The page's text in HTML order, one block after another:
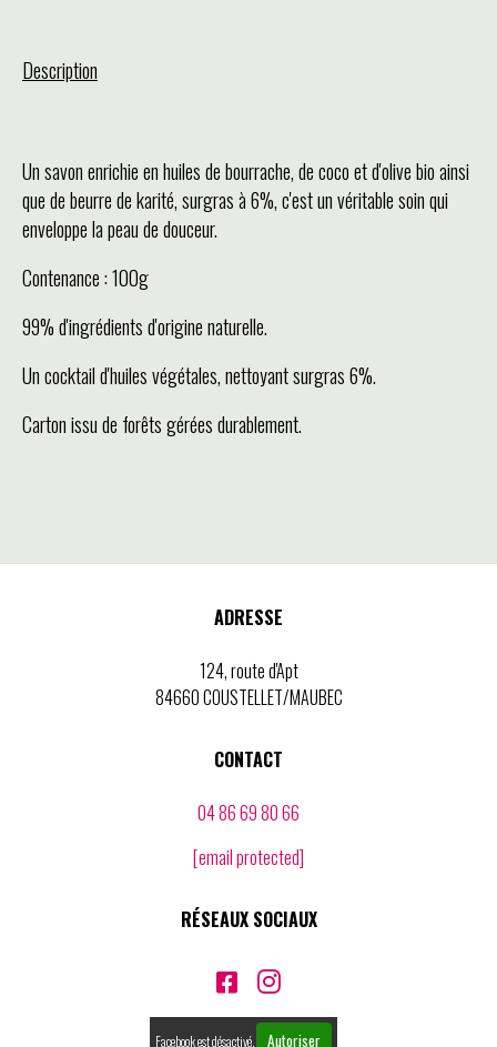
Description
Un savon enrichie en huiles de bourrache, de coco et d'olive bio ainsi
que de beurre de karité, surgras à 6%, c'est un véritable soin qui
enveloppe la peau de douceur.
Contenance : 100g
99% d'ingrédients d'origine naturelle.
Un cocktail d'huiles végétales, nettoyant surgras 6%.
Carton issu de forêts gérées durablement.
ADRESSE
124, route d'Apt
84660 COUSTELLET/MAUBEC
CONTACT
04 86 69 80 66
[email protected]
RÉSEAUX SOCIAUX
 
Facebook est désactivé. Autoriser